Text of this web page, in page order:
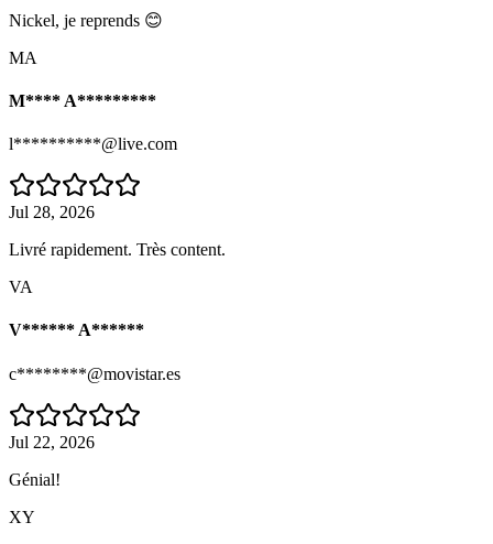
Nickel, je reprends 😊
MA
M**** A*********
l**********@live.com
Jul 28, 2026
Livré rapidement. Très content.
VA
V****** A******
c********@movistar.es
Jul 22, 2026
Génial!
XY